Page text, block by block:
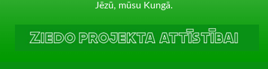
Jēzū, mūsu Kungā.